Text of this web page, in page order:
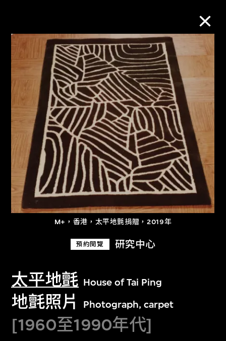
M+，香港，太平地氈捐贈，2019年
預約閱覽 研究中心
太平地氈 House of Tai Ping
地氈照片 Photograph, carpet
[1960至1990年代]
M+藏品
進一步篩選 搜索
關於M+藏品
探索世界頂級的二十及二十一世紀視覺
文化藏品。